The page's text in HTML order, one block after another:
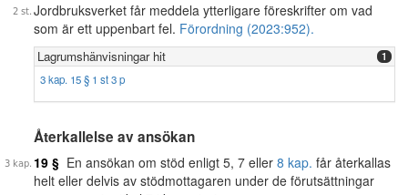
Jordbruksverket får meddela ytterligare föreskrifter om vad
som är ett uppenbart fel. Förordning (2023:952).
Lagrumshänvisningar hit 1
3 kap. 15 § 1 st 3 p
Återkallelse av ansökan
19 § En ansökan om stöd enligt 5, 7 eller 8 kap. får återkallas
helt eller delvis av stödmottagaren under de förutsättningar